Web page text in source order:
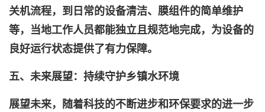
关机流程，到日常的设备清洁、膜组件的简单维护
等，当地工作人员都能独立且规范地完成，为设备的
良好运行状态提供了有力保障。
五、未来展望：持续守护乡镇水环境
展望未来，随着科技的不断进步和环保要求的进一步